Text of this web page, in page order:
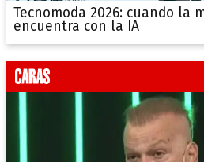
Tecnomoda 2026: cuando la
encuentra con la IA